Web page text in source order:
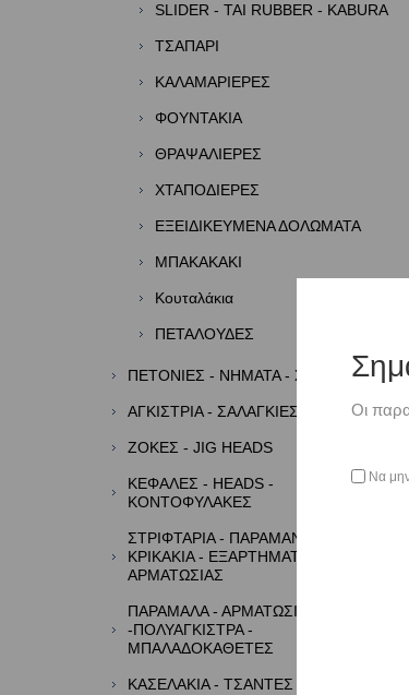
SLIDER - TAI RUBBER - KABURA
TΣΑΠΑΡΙ
ΚΑΛΑΜΑΡΙΕΡΕΣ
ΦΟΥΝΤΑΚΙΑ
ΘΡΑΨΑΛΙΕΡΕΣ
ΧΤΑΠΟΔΙΕΡΕΣ
ΕΞΕΙΔΙΚΕΥΜΕΝΑ ΔΟΛΩΜΑΤΑ
ΜΠΑΚΑΚΑΚΙ
Κουταλάκια
ΠΕΤΑΛΟΥΔΕΣ
ΠΕΤΟΝΙΕΣ - ΝΗΜΑΤΑ - ΣΥΡΜΑΤΑ
ΑΓΚΙΣΤΡΙΑ - ΣΑΛΑΓΚΙΕΣ- ASSIST
ΖΟΚΕΣ - JIG HEADS
ΚΕΦΑΛΕΣ - HEADS -
ΚΟΝΤΟΦΥΛΑΚΕΣ
ΣΤΡΙΦΤΑΡΙΑ - ΠΑΡΑΜΑΝΕΣ -
ΚΡΙΚΑΚΙΑ - ΕΞΑΡΤΗΜΑΤΑ
ΑΡΜΑΤΩΣΙΑΣ
ΠΑΡΑΜΑΛΑ - ΑΡΜΑΤΩΣΙΕΣ
-ΠΟΛΥΑΓΚΙΣΤΡΑ -
ΜΠΑΛΑΔΟΚΑΘΕΤΕΣ
ΚΑΣΕΛΑΚΙΑ - ΤΣΑΝΤΕΣ - ΘΗΚΕΣ
Οι
Να